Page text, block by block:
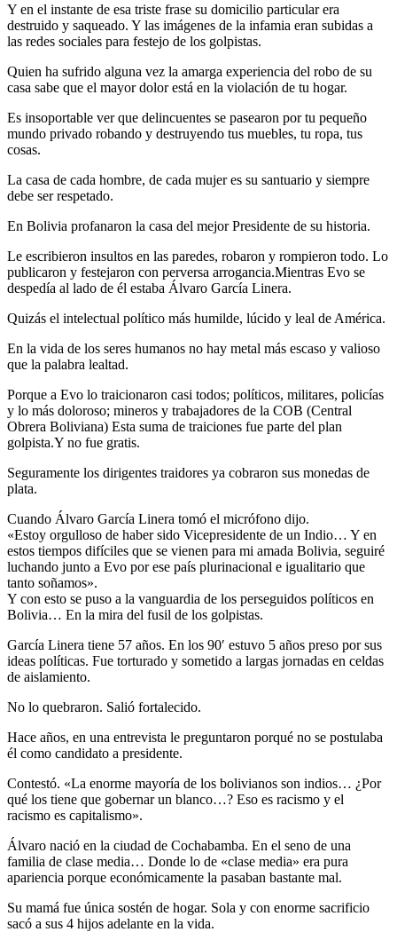
Y en el instante de esa triste frase su domicilio particular era
destruido y saqueado. Y las imágenes de la infamia eran subidas a
las redes sociales para festejo de los golpistas.
Quien ha sufrido alguna vez la amarga experiencia del robo de su
casa sabe que el mayor dolor está en la violación de tu hogar.
Es insoportable ver que delincuentes se pasearon por tu pequeño
mundo privado robando y destruyendo tus muebles, tu ropa, tus
cosas.
La casa de cada hombre, de cada mujer es su santuario y siempre
debe ser respetado.
En Bolivia profanaron la casa del mejor Presidente de su historia.
Le escribieron insultos en las paredes, robaron y rompieron todo. Lo
publicaron y festejaron con perversa arrogancia.Mientras Evo se
despedía al lado de él estaba Álvaro García Linera.
Quizás el intelectual político más humilde, lúcido y leal de América.
En la vida de los seres humanos no hay metal más escaso y valioso
que la palabra lealtad.
Porque a Evo lo traicionaron casi todos; políticos, militares, policías
y lo más doloroso; mineros y trabajadores de la COB (Central
Obrera Boliviana) Esta suma de traiciones fue parte del plan
golpista.Y no fue gratis.
Seguramente los dirigentes traidores ya cobraron sus monedas de
plata.
Cuando Álvaro García Linera tomó el micrófono dijo.
«Estoy orgulloso de haber sido Vicepresidente de un Indio… Y en
estos tiempos difíciles que se vienen para mi amada Bolivia, seguiré
luchando junto a Evo por ese país plurinacional e igualitario que
tanto soñamos».
Y con esto se puso a la vanguardia de los perseguidos políticos en
Bolivia… En la mira del fusil de los golpistas.
García Linera tiene 57 años. En los 90′ estuvo 5 años preso por sus
ideas políticas. Fue torturado y sometido a largas jornadas en celdas
de aislamiento.
No lo quebraron. Salió fortalecido.
Hace años, en una entrevista le preguntaron porqué no se postulaba
él como candidato a presidente.
Contestó. «La enorme mayoría de los bolivianos son indios… ¿Por
qué los tiene que gobernar un blanco…? Eso es racismo y el
racismo es capitalismo».
Álvaro nació en la ciudad de Cochabamba. En el seno de una
familia de clase media… Donde lo de «clase media» era pura
apariencia porque económicamente la pasaban bastante mal.
Su mamá fue única sostén de hogar. Sola y con enorme sacrificio
sacó a sus 4 hijos adelante en la vida.